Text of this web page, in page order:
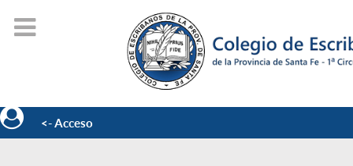
<- Acceso